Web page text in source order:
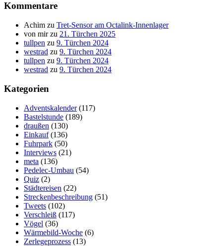
Kommentare
Achim zu Tret-Sensor am Octalink-Innenlager
von mirzu 21. Türchen 2025
tullpen zu 9. Türchen 2024
westrad zu 9. Türchen 2024
tullpen zu 9. Türchen 2024
westrad zu 9. Türchen 2024
Kategorien
Adventskalender(117)
Bastelstunde (189)
draußen (130)
Einkauf(136)
Fuhrpark (50)
Interviews (21)
meta (136)
Pedelec-Umbau (54)
Quiz (2)
Städtereisen (22)
Streckenbeschreibung (51)
Tweets (102)
Verschleiß (117)
Vögel (36)
Wärmebild-Woche (6)
Zerlegeprozess (13)